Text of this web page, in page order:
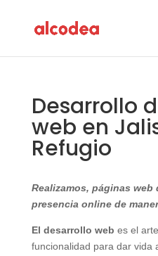
Desarrollo
web en
Refugio
Realizamos, páginas
presencia online de
El desarrollo web es el
funcionalidad para dar vida